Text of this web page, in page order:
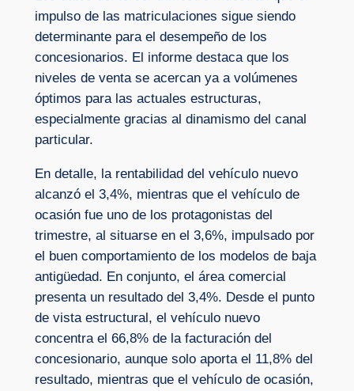
impulso de las matriculaciones sigue siendo
determinante para el desempeño de los
concesionarios. El informe destaca que los
niveles de venta se acercan ya a volúmenes
óptimos para las actuales estructuras,
especialmente gracias al dinamismo del canal
particular.
En detalle, la rentabilidad del vehículo nuevo
alcanzó el 3,4%, mientras que el vehículo de
ocasión fue uno de los protagonistas del
trimestre, al situarse en el 3,6%, impulsado por
el buen comportamiento de los modelos de baja
antigüedad. En conjunto, el área comercial
presenta un resultado del 3,4%. Desde el punto
de vista estructural, el vehículo nuevo
concentra el 66,8% de la facturación del
concesionario, aunque solo aporta el 11,8% del
resultado, mientras que el vehículo de ocasión,